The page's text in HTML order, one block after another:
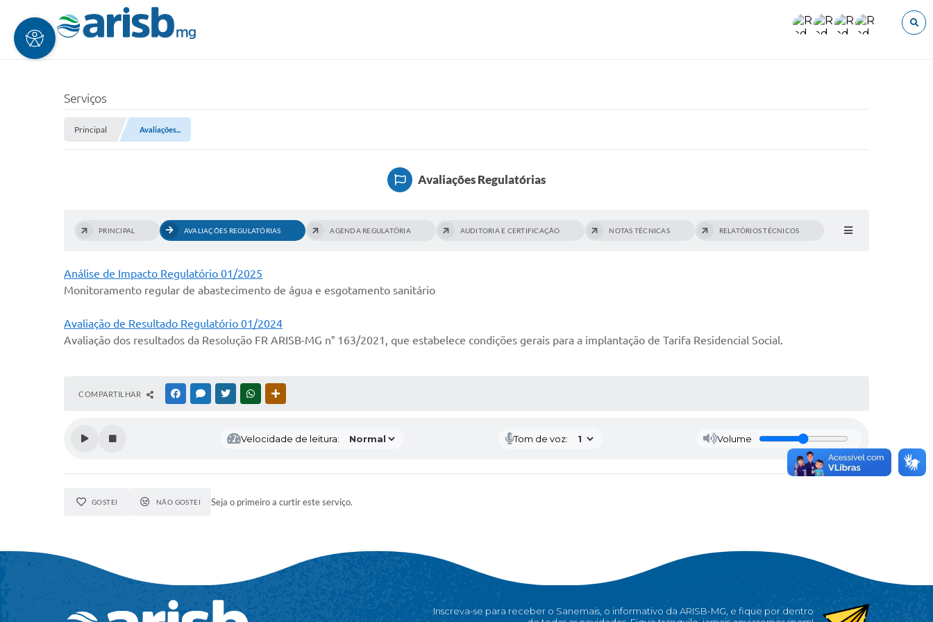
O que voce procura?
Serviços
Principal Avaliações...
Avaliações Regulatórias
PRINCIPAL AVALIAÇÕES REGULATÓRIAS AGENDA REGULATÓRIA AUDITORIA E CERTIFICAÇÃO NOTAS TÉCNICAS RELATÓRIOS TÉCNICOS
Análise de Impacto Regulatório 01/2025
Monitoramento regular de abastecimento de água e esgotamento sanitário
Avaliação de Resultado Regulatório 01/2024
Avaliação dos resultados da Resolução FR ARISB-MG n° 163/2021, que estabelece condições gerais para a implantação de Tarifa Residencial Social.
COMPARTILHAR FACEBOOKMESSENGER
TWITTERWHATSAPP
Velocidade de leitura: Tom de voz: Volume
GOSTEI NÃO GOSTEI Seja o primeiro a curtir este serviço.
Inscreva-se para receber o Sanemais, o informativo da ARISB-MG, e fique por dentro